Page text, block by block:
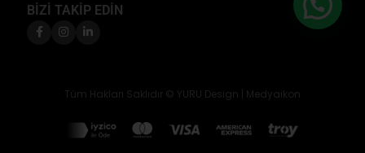
BİZİ TAKİP EDİN
Tüm Hakları Saklıdır © YURU Design | Medyaikon